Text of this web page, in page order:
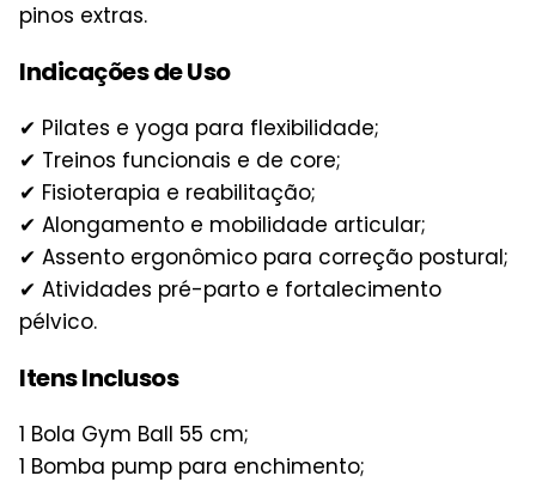
pinos extras.
Indicações de Uso
✔ Pilates e yoga para flexibilidade;
✔ Treinos funcionais e de core;
✔ Fisioterapia e reabilitação;
✔ Alongamento e mobilidade articular;
✔ Assento ergonômico para correção postural;
✔ Atividades pré-parto e fortalecimento
pélvico.
Itens Inclusos
1 Bola Gym Ball 55 cm;
1 Bomba pump para enchimento;